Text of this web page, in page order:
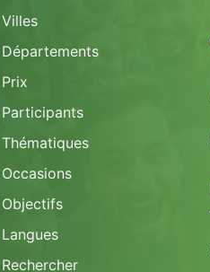
Villes
Départements
Prix
Participants
Thématiques
Occasions
Objectifs
Langues
Rechercher